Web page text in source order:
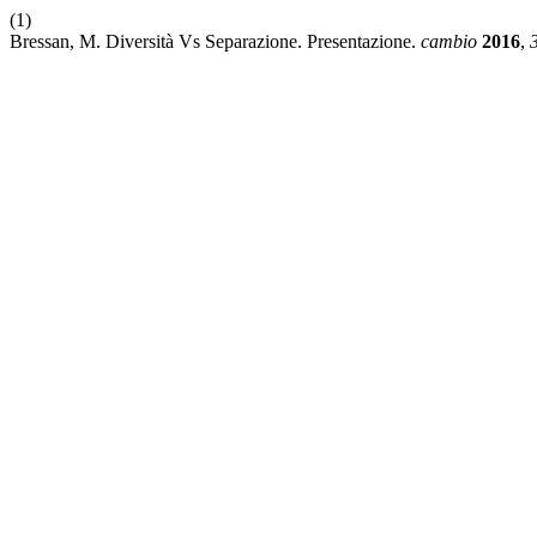
(1)
Bressan, M. Diversità Vs Separazione. Presentazione. cambio 2016,